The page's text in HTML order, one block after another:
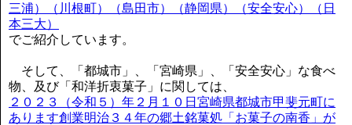
三浦）（川根町）（島田市）（静岡県）（安全安心）（日
本三大）
でご紹介しています。
そして、「都城市」、「宮崎県」、「安全安心」な食べ
物、及び「和洋折衷菓子」に関しては、
２０２３（令和５）年２月１０日宮崎県都城市甲斐元町に
あります創業明治３４年の郷土銘菓処「お菓子の南香」が